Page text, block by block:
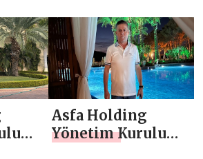
Atasoy `dan
Regaib Kandili
Mesajı
Asfa Holding
Yönetim Kurulu